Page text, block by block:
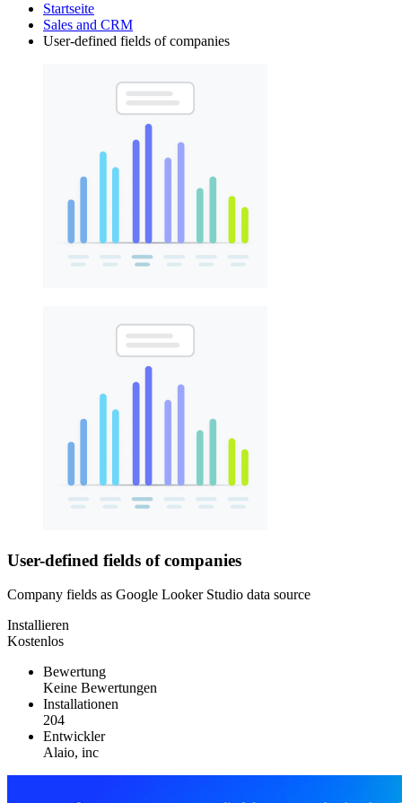
Startseite
Sales and CRM
User-defined fields of companies
User-defined fields of companies
Company fields as Google Looker Studio data source
Installieren
Kostenlos
Bewertung
Keine Bewertungen
Installationen
204
Entwickler
Alaio, inc